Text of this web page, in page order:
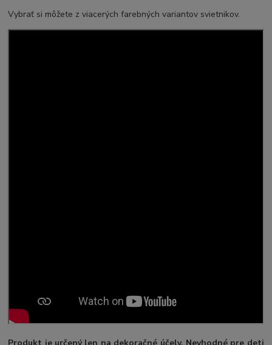
Vybrať si môžete z viacerých farebných variantov svietnikov.